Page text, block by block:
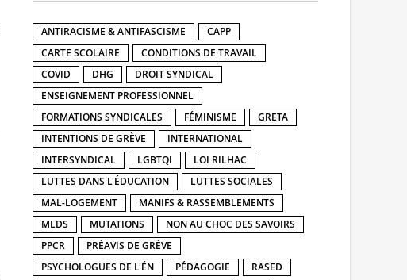
ANTIRACISME & ANTIFASCISME
CAPP
CARTE SCOLAIRE
CONDITIONS DE TRAVAIL
COVID
DHG
DROIT SYNDICAL
ENSEIGNEMENT PROFESSIONNEL
FORMATIONS SYNDICALES
FÉMINISME
GRETA
INTENTIONS DE GRÈVE
INTERNATIONAL
INTERSYNDICAL
LGBTQI
LOI RILHAC
LUTTES DANS L'ÉDUCATION
LUTTES SOCIALES
MAL-LOGEMENT
MANIFS & RASSEMBLEMENTS
MLDS
MUTATIONS
NON AU CHOC DES SAVOIRS
PPCR
PRÉAVIS DE GRÈVE
PSYCHOLOGUES DE L'ÉN
PÉDAGOGIE
RASED